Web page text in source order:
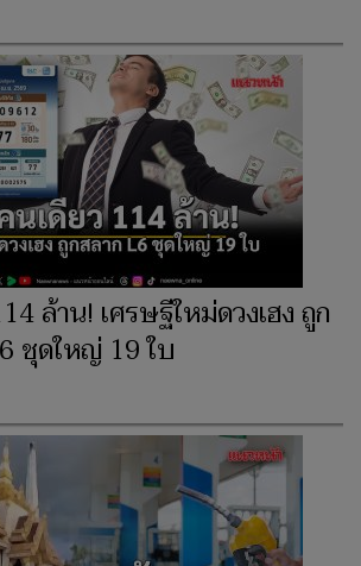
ล้าน! เศรษฐีใหม่ดวงเฮง ถูก
ชุดใหญ่ 19 ใบ